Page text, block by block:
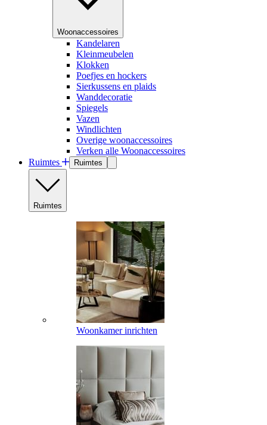
Woonaccessoires
Kandelaren
Kleinmeubelen
Klokken
Poefjes en hockers
Sierkussens en plaids
Wanddecoratie
Spiegels
Vazen
Windlichten
Overige woonaccessoires
Verken alle Woonaccessoires
Ruimtes
Ruimtes
Ruimtes
Woonkamer inrichten